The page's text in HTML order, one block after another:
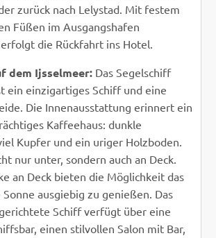
zurück nach Lelystad. Mit festem
Füßen im Ausgangshafen
die Rückfahrt ins Hotel.
dem Ijsselmeer: Das Segelschiff
ein einzigartiges Schiff und eine
Die Innenausstattung erinnert ein
Kaffeehaus: dunkle
Kupfer und ein uriger Holzboden.
nur unter, sondern auch an Deck.
an Deck bieten die Möglichkeit das
ausgiebig zu genießen. Das
Schiff verfügt über eine
einen stilvollen Salon mit Bar,